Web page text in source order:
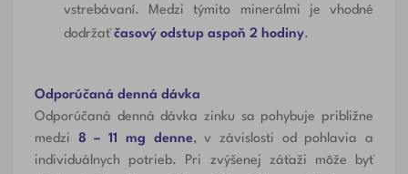
vstrebávaní. Medzi týmito minerálmi je vhodné
dodržať časový odstup aspoň 2 hodiny.
Odporúčaná denná dávka
Odporúčaná denná dávka zinku sa pohybuje približne
medzi 8 – 11 mg denne, v závislosti od pohlavia a
individuálnych potrieb. Pri zvýšenej záťaži môže byť